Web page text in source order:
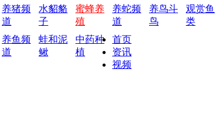
养猪频
道
水貂貉
子
蜜蜂养
殖
养蛇频
道
养鸟斗
鸟
观赏鱼
类
养鱼频
道
蛙和泥
鳅
中药种
植
首页
资讯
视频